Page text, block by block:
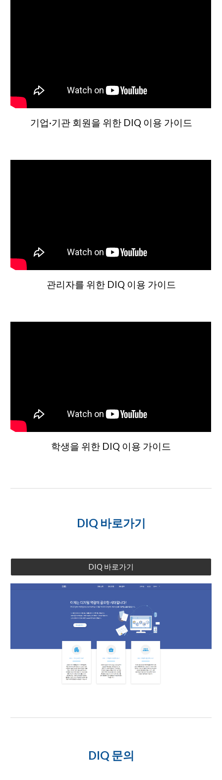
기업·기관 회원을 위한 DIQ 이용 가이드
관리자를 위한 DIQ 이용 가이드
학생을 위한 DIQ 이용 가이드
DIQ 바로가기
DIQ 바로가기
DIQ 문의